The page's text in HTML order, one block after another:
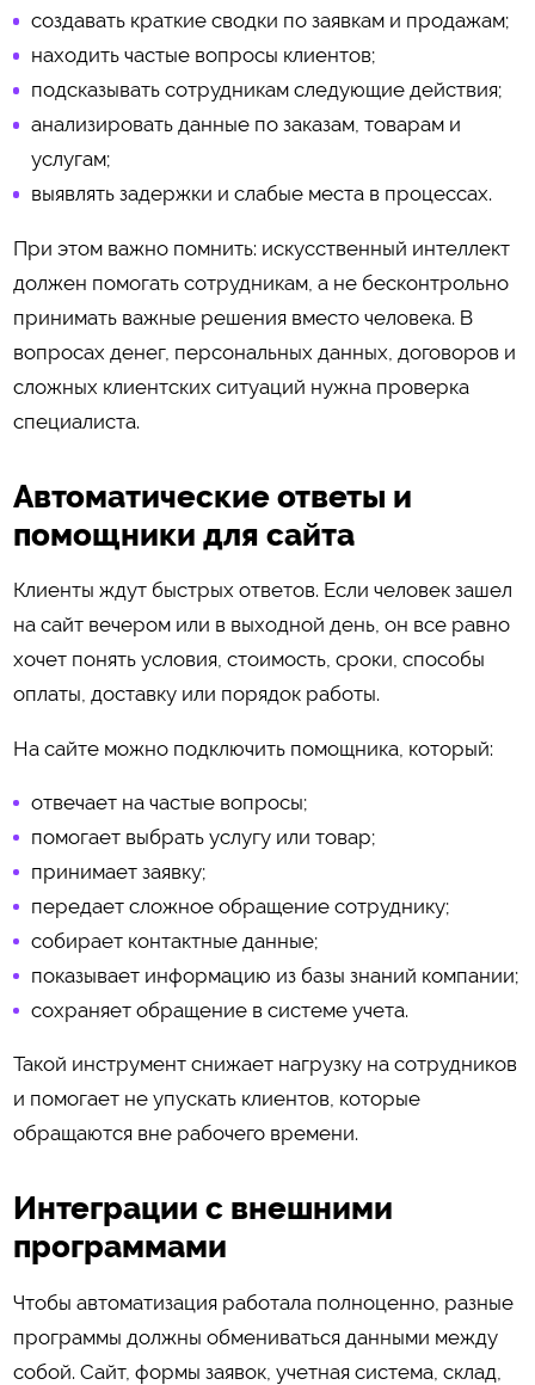
создавать краткие сводки по заявкам и продажам;
находить частые вопросы клиентов;
подсказывать сотрудникам следующие действия;
анализировать данные по заказам, товарам и
услугам;
выявлять задержки и слабые места в процессах.
При этом важно помнить: искусственный интеллект
должен помогать сотрудникам, а не бесконтрольно
принимать важные решения вместо человека. В
вопросах денег, персональных данных, договоров и
сложных клиентских ситуаций нужна проверка
специалиста.
Автоматические ответы и
помощники для сайта
Клиенты ждут быстрых ответов. Если человек зашел
на сайт вечером или в выходной день, он все равно
хочет понять условия, стоимость, сроки, способы
оплаты, доставку или порядок работы.
На сайте можно подключить помощника, который:
отвечает на частые вопросы;
помогает выбрать услугу или товар;
принимает заявку;
передает сложное обращение сотруднику;
собирает контактные данные;
показывает информацию из базы знаний компании;
сохраняет обращение в системе учета.
Такой инструмент снижает нагрузку на сотрудников
и помогает не упускать клиентов, которые
обращаются вне рабочего времени.
Интеграции с внешними
программами
Чтобы автоматизация работала полноценно, разные
программы должны обмениваться данными между
собой. Сайт, формы заявок, учетная система, склад,